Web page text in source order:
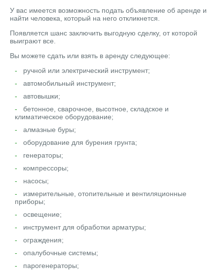
У вас имеется возможность подать объявление об аренде и
найти человека, который на него откликнется.
Появляется шанс заключить выгодную сделку, от которой
выиграют все.
Вы можете сдать или взять в аренду следующее:
ручной или электрический инструмент;
автомобильный инструмент;
автовышки;
бетонное, сварочное, высотное, складское и
климатическое оборудование;
алмазные буры;
оборудование для бурения грунта;
генераторы;
компрессоры;
насосы;
измерительные, отопительные и вентиляционные
приборы;
освещение;
инструмент для обработки арматуры;
ограждения;
опалубочные системы;
парогенераторы;